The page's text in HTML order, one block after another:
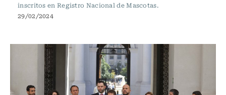
inscritos en Registro Nacional de Mascotas.
29/02/2024